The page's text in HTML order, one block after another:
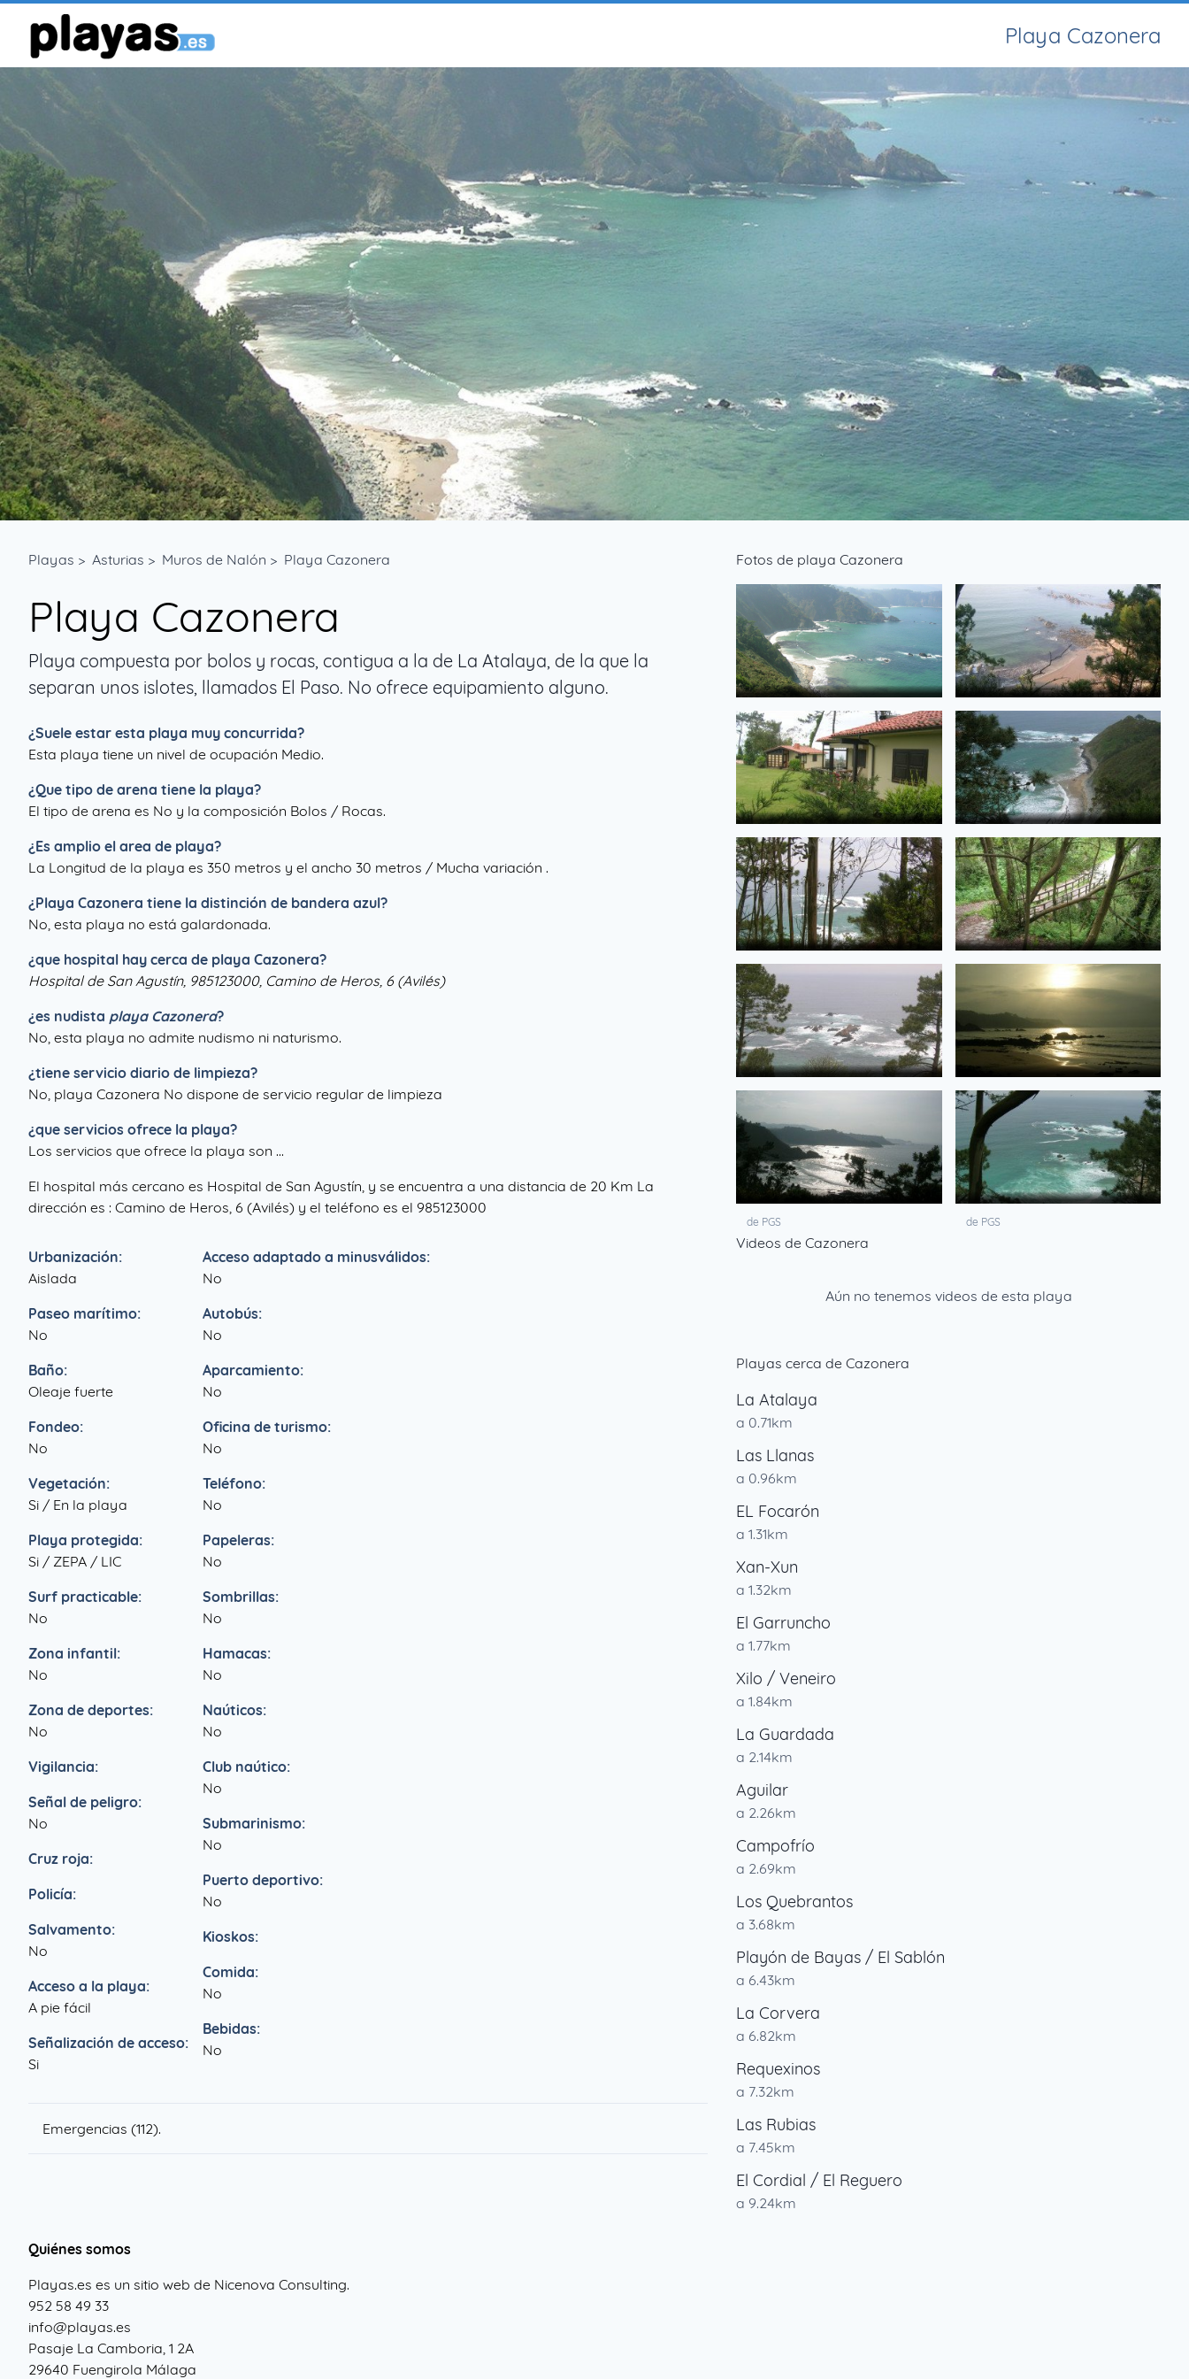
Playa Cazonera
Playas > Asturias > Muros de Nalón > Playa Cazonera
Playa Cazonera
Playa compuesta por bolos y rocas, contigua a la de La Atalaya, de la que la
separan unos islotes, llamados El Paso. No ofrece equipamiento alguno.
¿Suele estar esta playa muy concurrida?
Esta playa tiene un nivel de ocupación Medio.
¿Que tipo de arena tiene la playa?
El tipo de arena es No y la composición Bolos / Rocas.
¿Es amplio el area de playa?
La Longitud de la playa es 350 metros y el ancho 30 metros / Mucha variación .
¿Playa Cazonera tiene la distinción de bandera azul?
No, esta playa no está galardonada.
¿que hospital hay cerca de playa Cazonera?
Hospital de San Agustín, 985123000, Camino de Heros, 6 (Avilés)
¿es nudista playa Cazonera?
No, esta playa no admite nudismo ni naturismo.
¿tiene servicio diario de limpieza?
No, playa Cazonera No dispone de servicio regular de limpieza
¿que servicios ofrece la playa?
Los servicios que ofrece la playa son ...
El hospital más cercano es Hospital de San Agustín, y se encuentra a una distancia de 20 Km La
dirección es : Camino de Heros, 6 (Avilés) y el teléfono es el 985123000
Urbanización:
Aislada
Paseo marítimo:
No
Baño:
Oleaje fuerte
Fondeo:
No
Vegetación:
Si / En la playa
Playa protegida:
Si / ZEPA / LIC
Surf practicable:
No
Zona infantil:
No
Zona de deportes:
No
Vigilancia:
Señal de peligro:
No
Cruz roja:
Policía:
Salvamento:
No
Acceso a la playa:
A pie fácil
Señalización de acceso:
Si
Acceso adaptado a minusválidos:
No
Autobús:
No
Aparcamiento:
No
Oficina de turismo:
No
Teléfono:
No
Papeleras:
No
Sombrillas:
No
Hamacas:
No
Naúticos:
No
Club naútico:
No
Submarinismo:
No
Puerto deportivo:
No
Kioskos:
Comida:
No
Bebidas:
No
Emergencias (112).
Fotos de playa Cazonera
RutaXilo costa
de PGS
RutaXilo costa
de PGS
de PGS de PGS
de PGS
de PGS
de PGS de PGS
Videos de Cazonera
Aún no tenemos videos de esta playa
Playas cerca de Cazonera
La Atalaya
a 0.71km
Las Llanas
a 0.96km
EL Focarón
a 1.31km
Xan-Xun
a 1.32km
El Garruncho
a 1.77km
Xilo / Veneiro
a 1.84km
La Guardada
a 2.14km
Aguilar
a 2.26km
Campofrío
a 2.69km
Los Quebrantos
a 3.68km
Playón de Bayas / El Sablón
a 6.43km
La Corvera
a 6.82km
Requexinos
a 7.32km
Las Rubias
a 7.45km
El Cordial / El Reguero
a 9.24km
Quiénes somos
Playas.es es un sitio web de Nicenova Consulting.
952 58 49 33
info@playas.es
Pasaje La Camboria, 1 2A
29640 Fuengirola Málaga